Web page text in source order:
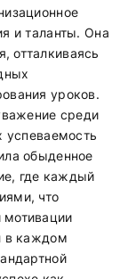
и таланты. Она
отталкиваясь
уроков.
среди
успеваемость
обыденное
где каждый
что
мотивации
в каждом